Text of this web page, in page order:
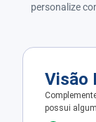
personalize
Visão
possui